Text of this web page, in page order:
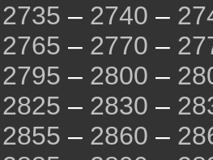
2735 – 2740 –
2765 – 2770 –
2795 – 2800 –
2825 – 2830 –
2855 – 2860 –